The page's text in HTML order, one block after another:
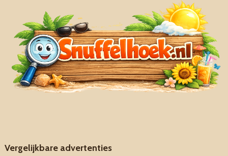
Vergelijkbare advertenties